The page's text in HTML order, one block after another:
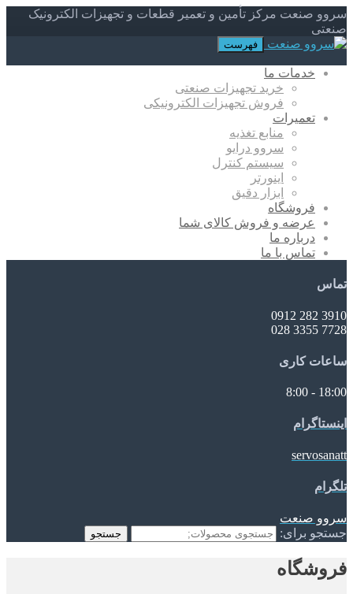
سروو صنعت مرکز تأمین و تعمیر قطعات و تجهیزات الکترونیک
صنعتی
فهرست
خدمات ما
خرید تجهیزات صنعتی
فروش تجهیزات الکترونیکی
تعمیرات
منابع تغذیه
سروو درایو
سیستم کنترل
اینورتر
ابزار دقیق
فروشگاه
عرضه و فروش کالای شما
درباره ما
تماس با ما
تماس
3910 282 0912
7728 3355 028
ساعات کاری
18:00 - 8:00
اینستاگرام
servosanatt
تلگرام
سروو صنعت
جستجو برای:
جستجو
فروشگاه